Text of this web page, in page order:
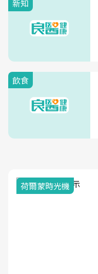
新知
飲食
荷爾蒙時光機